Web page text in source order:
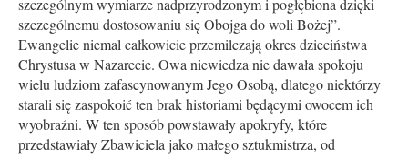
szczególnym wymiarze nadprzyrodzonym i pogłębiona dzięki
szczególnemu dostosowaniu się Obojga do woli Bożej”.
Ewangelie niemal całkowicie przemilczają okres dzieciństwa
Chrystusa w Nazarecie. Owa niewiedza nie dawała spokoju
wielu ludziom zafascynowanym Jego Osobą, dlatego niektórzy
starali się zaspokoić ten brak historiami będącymi owocem ich
wyobraźni. W ten sposób powstawały apokryfy, które
przedstawiały Zbawiciela jako małego sztukmistrza, od